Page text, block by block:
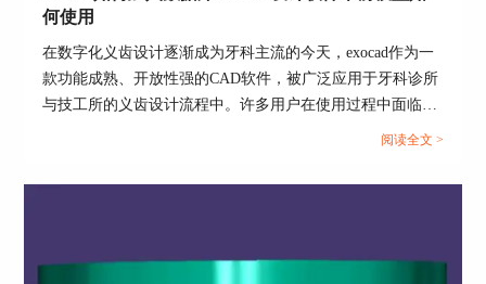
Ctrl+Z： 撤销上一步操作。这是一个非常常用的快
何使用
在数字化义齿设计逐渐成为牙科主流的今天，exocad作为一
款功能成熟、开放性强的CAD软件，被广泛应用于牙科诊所
与技工所的义齿设计流程中。许多用户在使用过程中面临如
何将患者或病例信息导入数据库以便长期管理的问题，同时
本文围绕“exocad如何加入数据库，exocad设计软件术前模型
点，帮助牙科数字化操作人员构建稳定、高效的数据闭环工
阅读全文 >